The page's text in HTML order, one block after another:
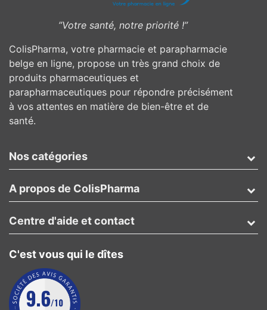
”Votre santé, notre priorité !”
ColisPharma, votre pharmacie et parapharmacie
belge en ligne, propose un très grand choix de
produits pharmaceutiques et
parapharmaceutiques pour répondre précisément
à vos attentes en matière de bien-être et de
santé.
Nos catégories
A propos de ColisPharma
C'est vous qui le dîtes
Centre d'aide et contact